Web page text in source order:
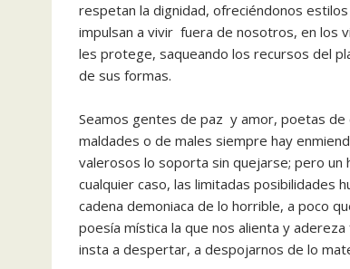
respetan la dignidad, ofreciéndonos
impulsan a vivir fuera de nosotros, en los
les protege, saqueando los recursos del
de sus formas.
Seamos gentes de paz y amor, poetas de
maldades o de males siempre hay
valerosos lo soporta sin quejarse; pero un
cualquier caso, las limitadas posibilidades
cadena demoniaca de lo horrible, a poco
poesía mística la que nos alienta y
insta a despertar, a despojarnos de lo